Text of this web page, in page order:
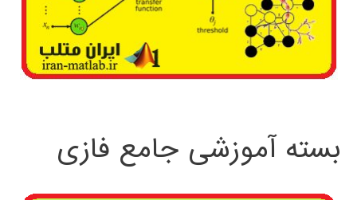
بسته آموزشی جامع فازی